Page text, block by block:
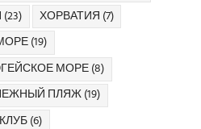
(23) ХОРВАТИЯ (7)
(19)
МОРЕ(8)
ПЛЯЖ(19)
КЛУБ(6)